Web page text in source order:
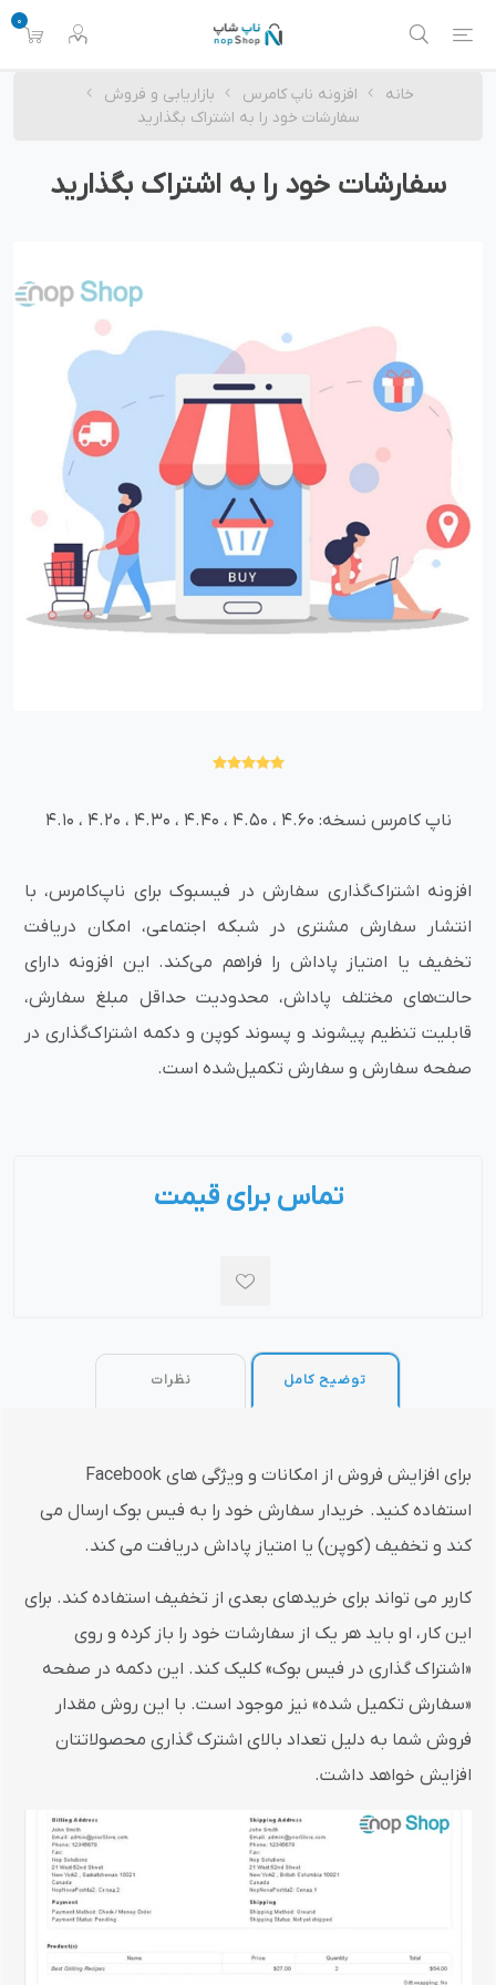
0
خانه افزونه ناپ کامرس
بازاریابی و فروش
سفارشات خود را به اشتراک بگذارید
سفارشات خود را به اشتراک بگذارید
ناپ کامرس نسخه: 4.60 ، 4.50 ، 4.40 ، 4.30 ، 4.20 ، 4.10
افزونه اشتراک‌گذاری سفارش در فیسبوک برای ناپ‌کامرس، با
انتشار سفارش مشتری در شبکه اجتماعی، امکان دریافت
تخفیف یا امتیاز پاداش را فراهم می‌کند. این افزونه دارای
حالت‌های مختلف پاداش، محدودیت حداقل مبلغ سفارش،
قابلیت تنظیم پیشوند و پسوند کوپن و دکمه اشتراک‌گذاری در
صفحه سفارش و سفارش تکمیل‌شده است.
تماس برای قیمت
توضیح کامل نظرات
برای افزایش فروش از امکانات و ویژگی های Facebook
استفاده کنید. خریدار سفارش خود را به فیس بوک ارسال می
کند و تخفیف (کوپن) یا امتیاز پاداش دریافت می کند.
کاربر می تواند برای خریدهای بعدی از تخفیف استفاده کند. برای
این کار، او باید هر یک از سفارشات خود را باز کرده و روی
«اشتراک گذاری در فیس بوک» کلیک کند. این دکمه در صفحه
«سفارش تکمیل شده» نیز موجود است. با این روش مقدار
فروش شما به دلیل تعداد بالای اشترک گذاری محصولاتتان
افزایش خواهد داشت.